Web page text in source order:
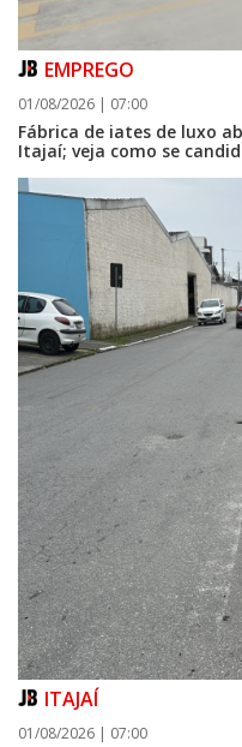
EMPREGO
01/08/2026 | 07:00
Fábrica de iates de luxo
Itajaí; veja como se
ITAJAÍ
01/08/2026 | 07:00